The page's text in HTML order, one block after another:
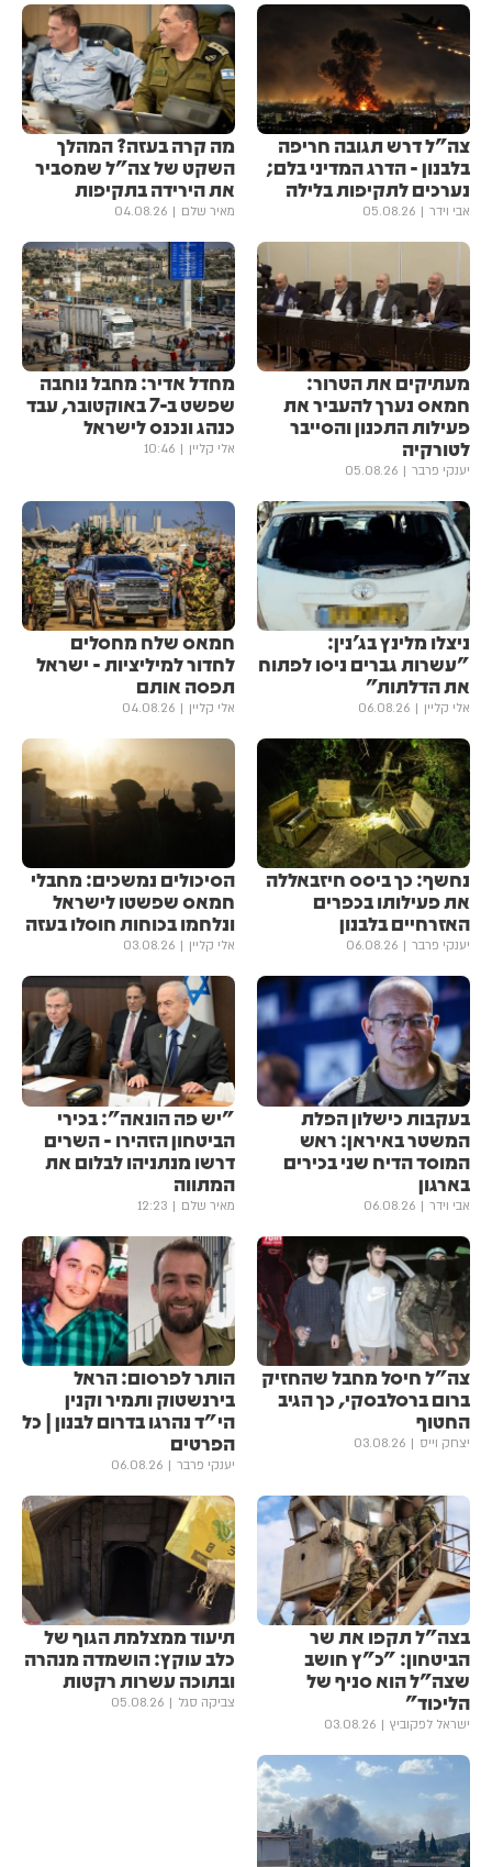
צה"ל דרש תגובה חריפה
בלבנון - הדרג המדיני בלם;
נערכים לתקיפות בלילה
אבי וידר 05.08.26
מה קרה בעזה? המהלך
השקט של צה"ל שמסביר
את הירידה בתקיפות
מאיר שלם 04.08.26
מעתיקים את הטרור:
חמאס נערך להעביר את
פעילות התכנון והסייבר
לטורקיה
יענקי פרבר 05.08.26
מחדל אדיר: מחבל נוחבה
שפשט ב-7 באוקטובר, עבד
כנהג ונכנס לישראל
אלי קליין 10:46
ניצלו מלינץ בג'נין:
"עשרות גברים ניסו לפתוח
את הדלתות"
אלי קליין 06.08.26
חמאס שלח מחסלים
לחדור למיליציות - ישראל
תפסה אותם
אלי קליין 04.08.26
נחשף: כך ביסס חיזבאללה
את פעילותו בכפרים
האזרחיים בלבנון
יענקי פרבר 06.08.26
הסיכולים נמשכים: מחבלי
חמאס שפשטו לישראל
ונלחמו בכוחות חוסלו בעזה
אלי קליין 03.08.26
בעקבות כישלון הפלת
המשטר באיראן: ראש
המוסד הדיח שני בכירים
בארגון
אבי וידר 06.08.26
"יש פה הונאה": בכירי
הביטחון הזהירו - השרים
דרשו מנתניהו לבלום את
המתווה
מאיר שלם 12:23
צה"ל חיסל מחבל שהחזיק
ברום ברסלבסקי, כך הגיב
החטוף
יצחק וייס 03.08.26
הותר לפרסום: הראל
בירנשטוק ותמיר וקנין
הי"ד נהרגו בדרום לבנון | כל
הפרטים
יענקי פרבר 06.08.26
בצה"ל תקפו את שר
הביטחון: "כ"ץ חושב
שצה"ל הוא סניף של
הליכוד"
ישראל לפקוביץ 03.08.26
תיעוד ממצלמת הגוף של
כלב עוקץ: הושמדה מנהרה
ובתוכה עשרות רקטות
צביקה סגל 05.08.26